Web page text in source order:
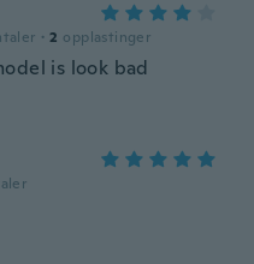
· 2 opplastinger
is look bad